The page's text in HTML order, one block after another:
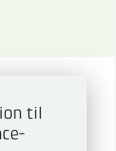
til